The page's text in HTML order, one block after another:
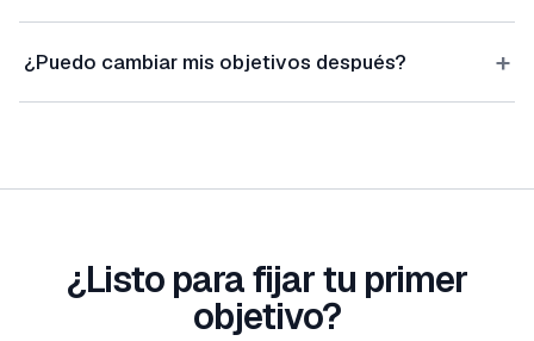
¿Puedo cambiar mis objetivos después? +
¿Listo para fijar tu primer
objetivo?